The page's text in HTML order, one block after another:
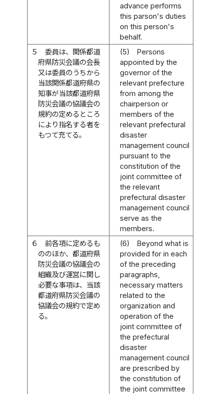
advance performs
this parson's duties
on this person's
behalf.
５
委員は、関係都道
府県防災会議の会長
又は委員のうちから
当該関係都道府県の
知事が当該都道府県
防災会議の協議会の
規約の定めるところ
により指名する者を
もつて充てる。
(5)
Persons
appointed by the
governor of the
relevant prefecture
from among the
chairperson or
members of the
relevant prefectural
disaster
management council
pursuant to the
constitution of the
joint committee of
the relevant
prefectural disaster
management council
serve as the
members.
６
前各項に定めるも
ののほか、都道府県
防災会議の協議会の
組織及び運営に関し
必要な事項は、当該
都道府県防災会議の
協議会の規約で定め
る。
(6)
Beyond what is
provided for in each
of the preceding
paragraphs,
necessary matters
related to the
organization and
operation of the
joint committee of
the prefectural
disaster
management council
are prescribed by
the constitution of
the joint committee